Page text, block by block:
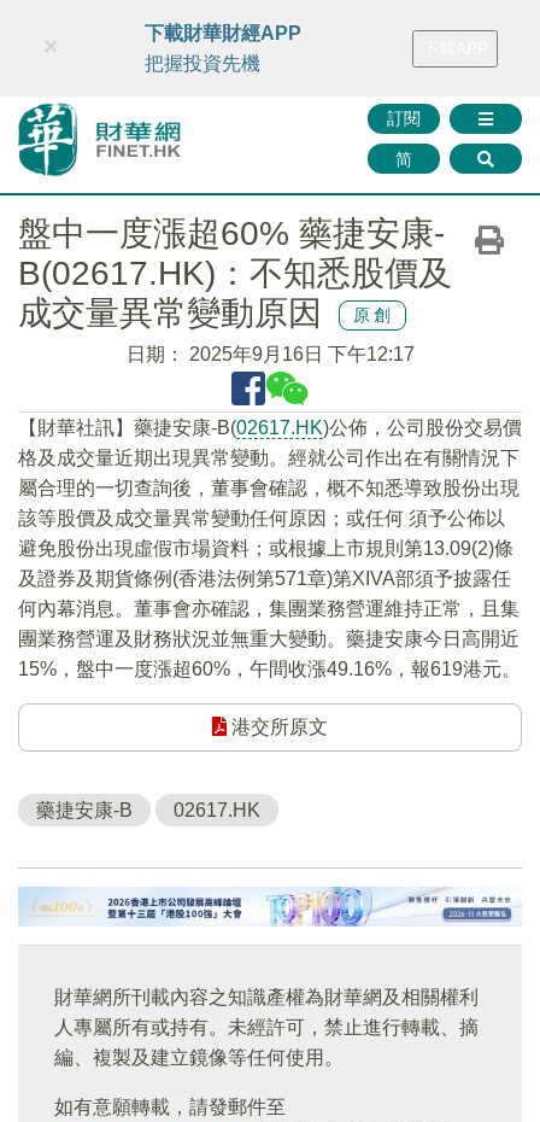
財華智庫網 FINTV FINMETA 財華證券 媒體矩陣
訂閱
简
×
下載財華財經APP
把握投資先機
盤中一度漲超60% 藥捷安康-
B(02617.HK)：不知悉股價及
成交量異常變動原因
原創
日期： 2025年9月16日 下午12:17
【財華社訊】藥捷安康-B(02617.HK)公佈，公司股份交易價
格及成交量近期出現異常變動。經就公司作出在有關情況下
屬合理的一切查詢後，董事會確認，概不知悉導致股份出現
該等股價及成交量異常變動任何原因；或任何 須予公佈以
避免股份出現虛假市場資料；或根據上市規則第13.09(2)條
及證券及期貨條例(香港法例第571章)第XIVA部須予披露任
何內幕消息。董事會亦確認，集團業務營運維持正常，且集
團業務營運及財務狀況並無重大變動。藥捷安康今日高開近
15%，盤中一度漲超60%，午間收漲49.16%，報619港元。
港交所原文
藥捷安康-B 02617.HK
財華網所刊載內容之知識產權為財華網及相關權利
人專屬所有或持有。未經許可，禁止進行轉載、摘
編、複製及建立鏡像等任何使用。
如有意願轉載，請發郵件至